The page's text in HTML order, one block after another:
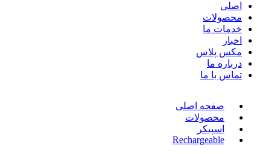
اصلی
محصولات
خدمات ما
اخبار
مکس پلاس
درباره ما
تماس با ما
صفحه اصلی
محصولات
اسپیکر
Rechargeable